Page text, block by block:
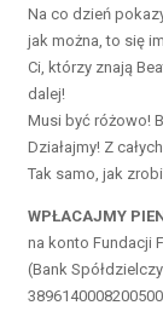
Na co dzień
jak można, to się
Ci, którzy znają
dalej!
Musi być różowo!
Działajmy! Z
Tak samo, jak
WPŁACAJMY
na konto Fundacji
(Bank